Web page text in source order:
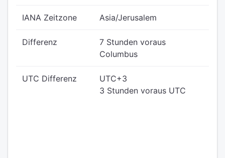
IANA Zeitzone Asia/Jerusalem
Differenz
7 Stunden voraus
Columbus
UTC Differenz
UTC+3
3 Stunden voraus UTC